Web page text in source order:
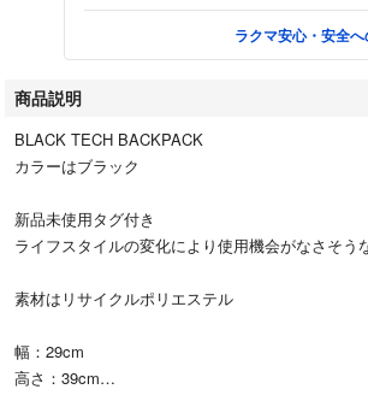
ラクマ安心・安全
商品説明
BLACK TECH BACKPACK
カラーはブラック
新品未使用タグ付き
ライフスタイルの変化により使用機会がなさそう
素材はリサイクルポリエステル
幅：29cm
高さ：39cm